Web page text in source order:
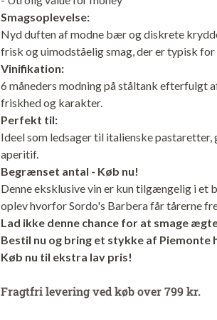
Smagsoplevelse:
Nyd duften af modne bær og diskrete
frisk og uimodståelig smag, der er typisk
Vinifikation:
6 måneders modning på ståltank efterfulgt
friskhed og karakter.
Perfekt til:
Ideel som ledsager til italienske
aperitif.
Begrænset antal - Køb nu!
Denne eksklusive vin er kun tilgængelig i et
oplev hvorfor Sordo's Barbera får tårerne
Lad ikke denne chance for at smage
Bestil nu og bring et stykke af
Køb nu til ekstra lav pris!
Fragtfri levering ved køb over 799 kr.